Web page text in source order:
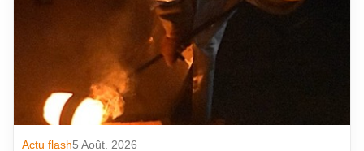
Actu flash5 Août. 2026